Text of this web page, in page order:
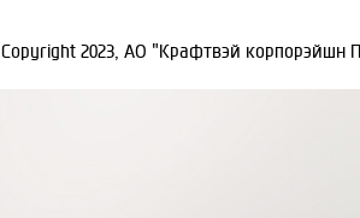
Copyright 2023, АО "Крафтвэй корпорэйшн